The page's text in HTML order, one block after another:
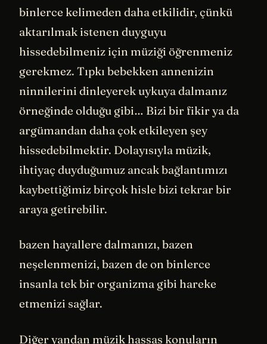
binlerce kelimeden daha etkilidir, çünkü
aktarılmak istenen duyguyu
hissedebilmeniz için müziği öğrenmeniz
gerekmez. Tıpkı bebekken annenizin
ninnilerini dinleyerek uykuya dalmanız
örneğinde olduğu gibi… Bizi bir fikir ya da
argümandan daha çok etkileyen şey
hissedebilmektir. Dolayısıyla müzik,
ihtiyaç duyduğumuz ancak bağlantımızı
kaybettiğimiz birçok hisle bizi tekrar bir
araya getirebilir.
bazen hayallere dalmanızı, bazen
neşelenmenizi, bazen de on binlerce
insanla tek bir organizma gibi hareke
etmenizi sağlar.
Diğer yandan müzik hassas konuların